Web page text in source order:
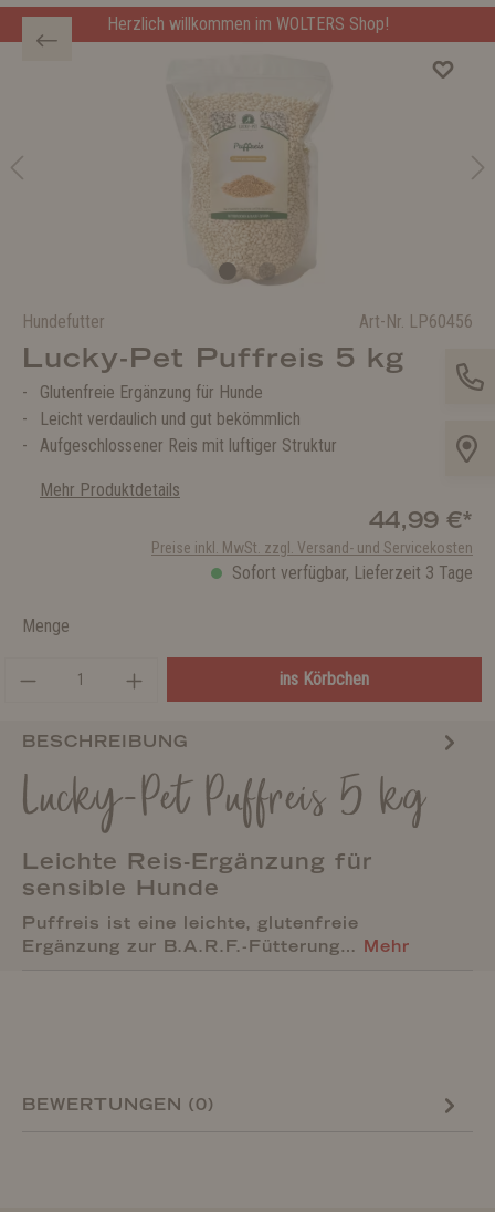
Herzlich willkommen im WOLTERS Shop!
Hundefutter Art-Nr. LP60456
Lucky-Pet Puffreis 5 kg
Glutenfreie Ergänzung für Hunde
Leicht verdaulich und gut bekömmlich
Aufgeschlossener Reis mit luftiger Struktur
Mehr Produktdetails
44,99 €*
Preise inkl. MwSt. zzgl. Versand- und Servicekosten
Sofort verfügbar, Lieferzeit 3 Tage
Menge
ins Körbchen
BESCHREIBUNG
Lucky-Pet Puffreis 5 kg
Leichte Reis-Ergänzung für
sensible Hunde
Puffreis ist eine leichte, glutenfreie
Ergänzung zur B.A.R.F.-Fütterung… Mehr
BEWERTUNGEN (0)